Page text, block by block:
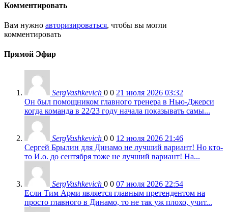
Комментировать
Вам нужно авторизироваться, чтобы вы могли
комментировать
Прямой Эфир
SergVashkevich 0 0 21 июля 2026 03:32
Он был помощником главного тренера в Нью-Джерси
когда команда в 22/23 году начала показывать самы...
SergVashkevich 0 0 12 июля 2026 21:46
Сергей Брылин для Динамо не лучший вариант! Но кто-
то И.о. до сентября тоже не лучший вариант! На...
SergVashkevich 0 0 07 июля 2026 22:54
Если Тим Арми является главным претендентом на
просто главного в Динамо, то не так уж плохо, учит...